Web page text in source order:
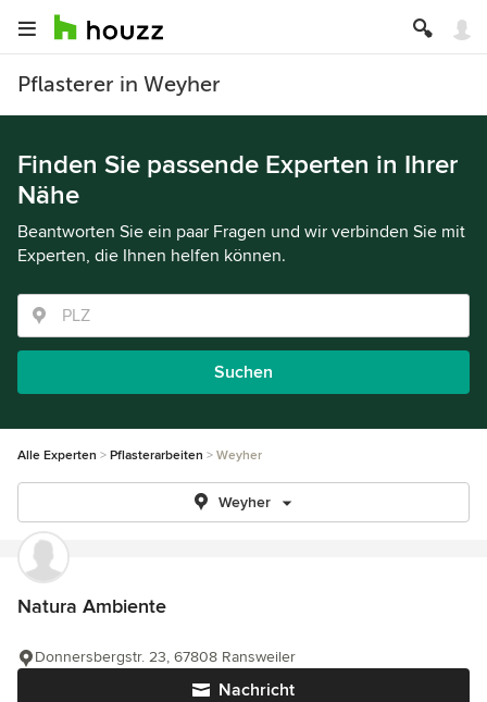
Pflasterer in Weyher
Finden Sie passende Experten in Ihrer
Nähe
Beantworten Sie ein paar Fragen und wir verbinden Sie mit
Experten, die Ihnen helfen können.
Suchen
Alle Experten Pflasterarbeiten Weyher
Weyher
Natura Ambiente
Nachricht
Donnersbergstr. 23, 67808 Ransweiler